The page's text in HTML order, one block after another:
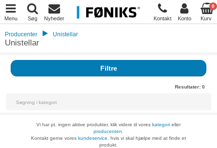
Menu Søg Nyheder Kontakt Konto
0
Kurv
Producenter Unistellar
Unistellar
Filtre
Resultater: 0
Vi har pt. ingen aktive produkter, klik videre til vores kategori eller
producenten.
Kontakt gerne vores kundeservice.
hvis vi skal hjælpe med at finde et
produkt.